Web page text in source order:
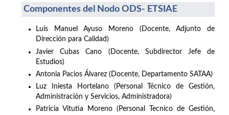
Componentes del Nodo ODS- ETSIAE
Luis Manuel Ayuso Moreno (Docente, Adjunto de
Dirección para Calidad)
Javier Cubas Cano (Docente, Subdirector Jefe de
Estudios)
Antonia Pacios Álvarez (Docente, Departamento SATAA)
Luz Iniesta Hortelano (Personal Técnico de Gestión,
Administración y Servicios, Administradora)
Patricia Vitutia Moreno (Personal Tecnico de Gestión,